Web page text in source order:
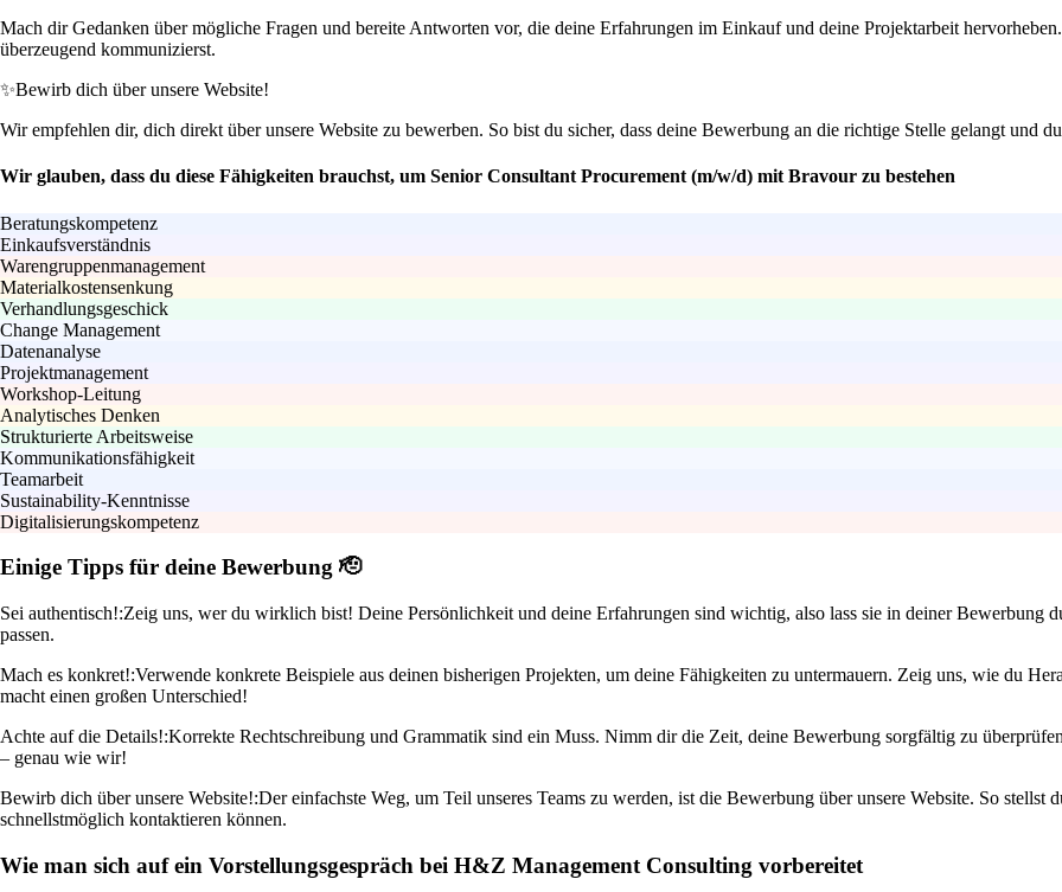
Mach dir Gedanken über mögliche Fragen und bereite Antworten vor, die deine Erfahrungen im Einkauf und deine Projektarbeit
überzeugend kommunizierst.
✨Bewirb dich über unsere Website!
Wir empfehlen dir, dich direkt über unsere Website zu bewerben. So bist du sicher, dass deine Bewerbung an die richtige Stelle gelangt und
Wir glauben, dass du diese Fähigkeiten brauchst, um Senior Consultant Procurement (m/w/d) mit Bravour zu bestehen
Beratungskompetenz
Einkaufsverständnis
Warengruppenmanagement
Materialkostensenkung
Verhandlungsgeschick
Change Management
Datenanalyse
Projektmanagement
Workshop-Leitung
Analytisches Denken
Strukturierte Arbeitsweise
Kommunikationsfähigkeit
Teamarbeit
Sustainability-Kenntnisse
Digitalisierungskompetenz
Einige Tipps für deine Bewerbung 🫡
Sei authentisch!:Zeig uns, wer du wirklich bist! Deine Persönlichkeit und deine Erfahrungen sind wichtig, also lass sie in deiner Bewerbung
passen.
Mach es konkret!:Verwende konkrete Beispiele aus deinen bisherigen Projekten, um deine Fähigkeiten zu untermauern. Zeig uns, wie du
macht einen großen Unterschied!
Achte auf die Details!:Korrekte Rechtschreibung und Grammatik sind ein Muss. Nimm dir die Zeit, deine Bewerbung sorgfältig zu
– genau wie wir!
Bewirb dich über unsere Website!:Der einfachste Weg, um Teil unseres Teams zu werden, ist die Bewerbung über unsere Website. So
schnellstmöglich kontaktieren können.
Wie man sich auf ein Vorstellungsgespräch bei H&Z Management Consulting vorbereitet